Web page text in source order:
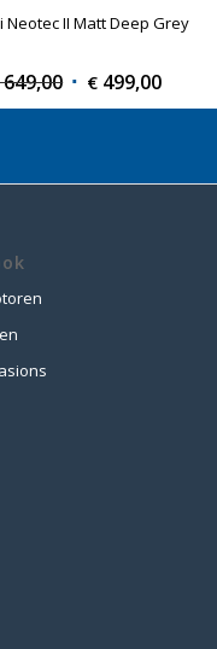
Neotec II Matt Deep Grey
649,00 Original
price
€ 499,00Current
price